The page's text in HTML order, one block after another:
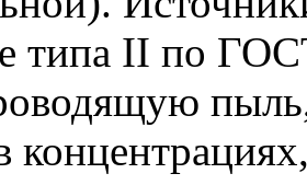
типа II по